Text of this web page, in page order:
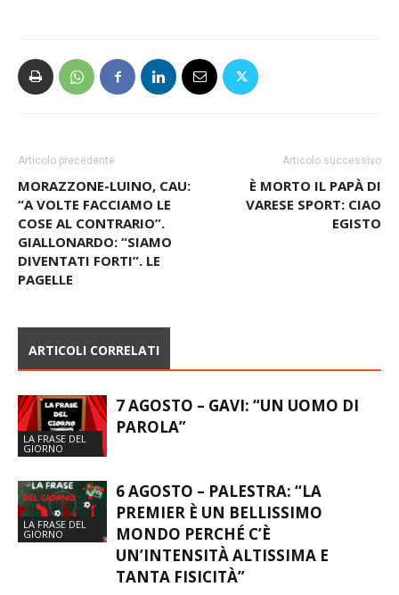
Articolo precedente
MORAZZONE-LUINO, CAU:
“A VOLTE FACCIAMO LE
COSE AL CONTRARIO”.
GIALLONARDO: “SIAMO
DIVENTATI FORTI”. LE
PAGELLE
Articolo successivo
È MORTO IL PAPÀ DI
VARESE SPORT: CIAO
EGISTO
ARTICOLI CORRELATI
LA FRASE DEL
GIORNO
7 AGOSTO – GAVI: “UN UOMO DI
PAROLA”
LA FRASE DEL
GIORNO
6 AGOSTO – PALESTRA: “LA
PREMIER È UN BELLISSIMO
MONDO PERCHÉ C’È
UN’INTENSITÀ ALTISSIMA E
TANTA FISICITÀ”